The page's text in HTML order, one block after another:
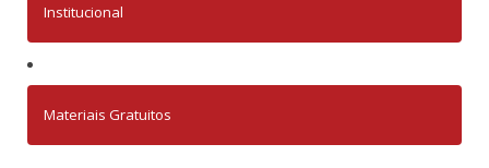
Institucional
Materiais Gratuitos